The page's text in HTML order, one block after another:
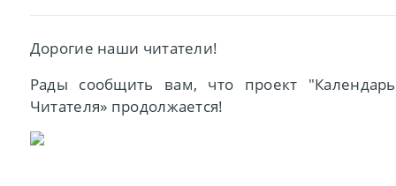
Дорогие наши читатели!
Рады сообщить вам, что проект "Календарь
Читателя» продолжается!